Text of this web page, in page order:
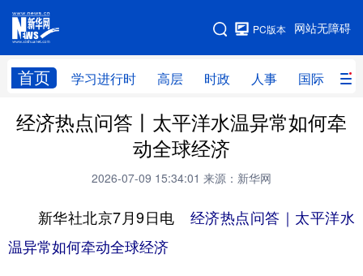
网站无障碍
PC版本
首页 学习进行时 高层 时政 人事 国际 财
网站地图
学习进行时 高层 时政 人事
财经 网评
科技 科创 量子 体育
文化 书画
经济热点问答丨太平洋水温异常如何牵
动全球经济
2026-07-09 15:34:01 来源：新华网
新华社北京7月9日电 经济热点问答｜太平洋水
温异常如何牵动全球经济